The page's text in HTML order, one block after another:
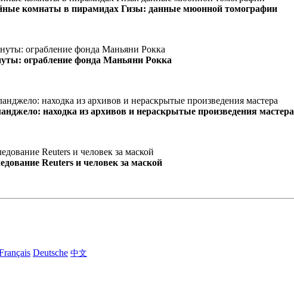
комнаты в пирамидах Гизы: данные мюонной томографии
ограбление фонда Маньяни Рокка
находка из архивов и нераскрытые произведения мастера
Reuters и человек за маской
Deutsche 中文